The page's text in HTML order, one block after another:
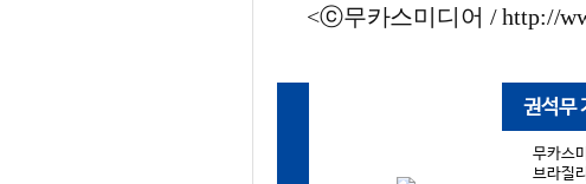
<ⓒ무카스미디어 / http://
권석무
무카스
브라질